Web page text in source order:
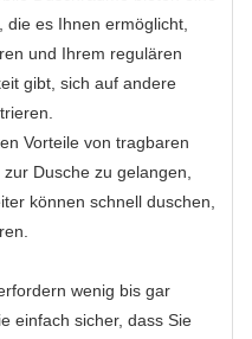
die es Ihnen ermöglicht,
und Ihrem regulären
gibt, sich auf andere
Vorteile von tragbaren
Dusche zu gelangen,
können schnell duschen,
wenig bis gar
einfach sicher, dass Sie